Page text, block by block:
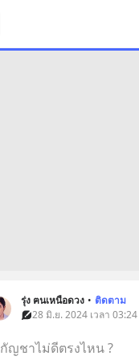
รุ่ง ฅนเหนือดวง • ติดตาม
28 มิ.ย. 2024 เวลา
กัญชาไม่ดีตรงไหน ?